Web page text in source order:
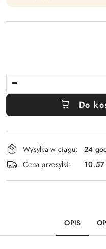
Do
Dostępność
i
dostawa
Wysyłka w ciągu:
24
Cena przesyłki:
10.57
OPIS